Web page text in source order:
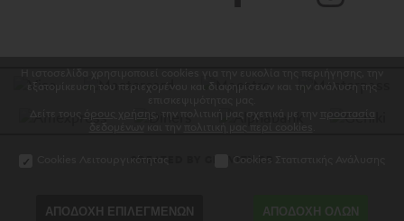
CREATED BY GRAVITY.GR
Η ιστοσελίδα χρησιμοποιεί cookies για την ευκολία της περιήγησης, την
εξατομίκευση του περιεχομένου και διαφημίσεων και την ανάλυση της
όρους χρήσης , την πολιτική μας σχετικά με την
προστασία
δεδομένων
και την πολιτική μας περί cookies
Cookies Λειτουργικότητας Cookies Στατιστικής Ανάλυσης
ΑΠΟΔΟΧΗ ΕΠΙΛΕΓΜΕΝΩΝ ΑΠΟΔΟΧΗ ΟΛΩΝ